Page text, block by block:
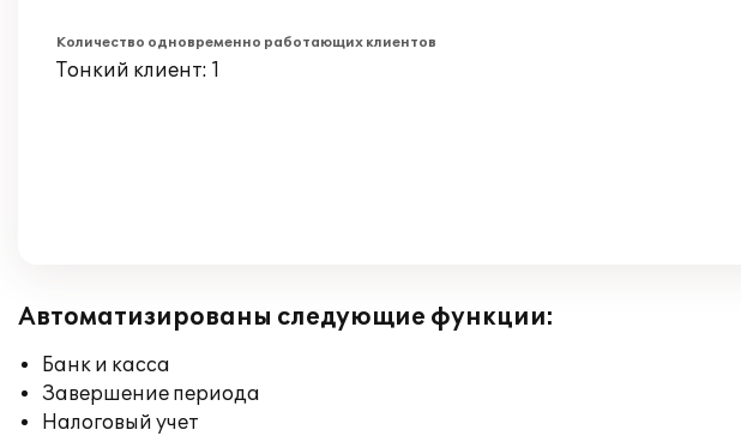
Количество одновременно работающих клиентов
Тонкий клиент: 1
Автоматизированы следующие функции:
Банк и касса
Завершение периода
Налоговый учет